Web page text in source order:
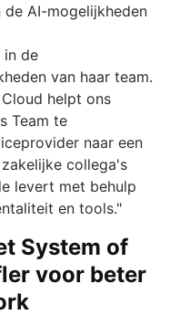
AI-mogelijkheden
in de
van haar team.
helpt ons
Team te
naar een
collega's
levert met behulp
en tools."
System of
voor beter